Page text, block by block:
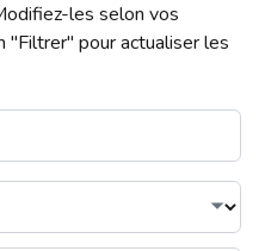
les selon vos
"Filtrer" pour actualiser les